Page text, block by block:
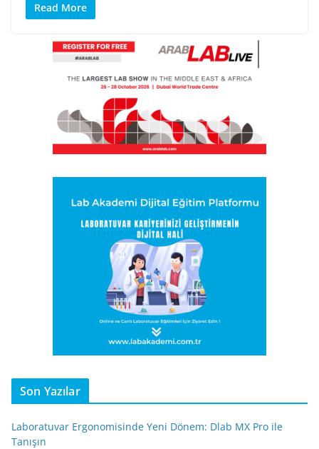
Read More
Son Yazılar
Laboratuvar Ergonomisinde Yeni Dönem: Dlab MX Pro ile
Tanışın